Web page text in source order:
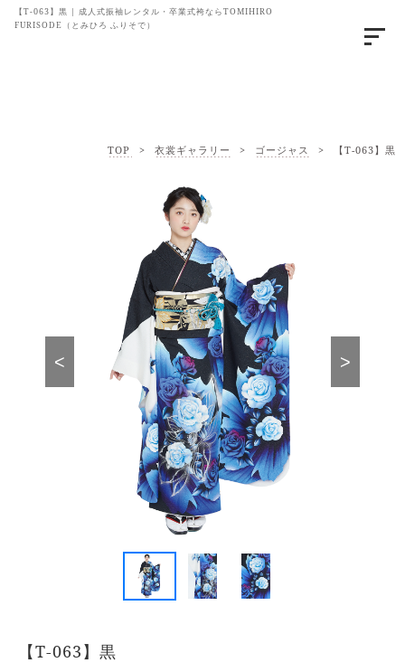
【T-063】黒 | 成人式振袖レンタル・卒業式袴ならTOMIHIRO
FURISODE（とみひろ ふりそで）
TOP > 衣裳ギャラリー > ゴージャス > 【T-063】黒
< >
【T-063】黒